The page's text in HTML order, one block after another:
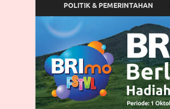
POLITIK & PEMERINTAHAN